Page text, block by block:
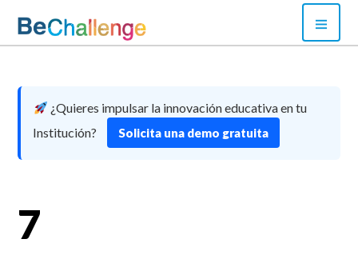
content
¿Quieres impulsar la innovación educativa en tu
Institución?
Solicita una demo gratuita
7